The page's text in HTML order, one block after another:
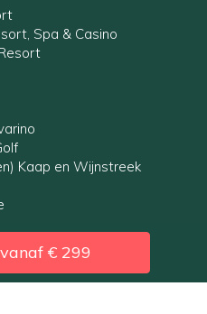
€ 299
Spa & Casino
Kaap en Wijnstreek